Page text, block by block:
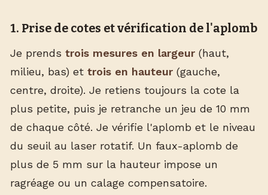
1. Prise de cotes et vérification de l'aplomb
Je prends trois mesures en largeur (haut,
milieu, bas) et trois en hauteur (gauche,
centre, droite). Je retiens toujours la cote la
plus petite, puis je retranche un jeu de 10 mm
de chaque côté. Je vérifie l'aplomb et le niveau
du seuil au laser rotatif. Un faux-aplomb de
plus de 5 mm sur la hauteur impose un
ragréage ou un calage compensatoire.